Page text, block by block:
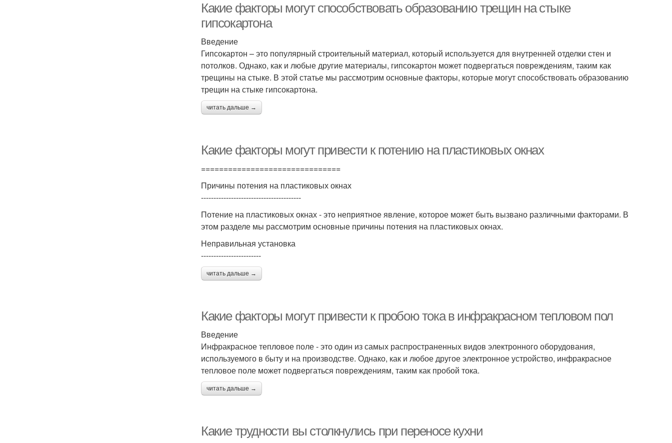
Какие факторы могут способствовать образованию трещин на стыке
гипсокартона
Введение
Гипсокартон – это популярный строительный материал, который используется для внутренней отделки стен и
потолков. Однако, как и любые другие материалы, гипсокартон может подвергаться повреждениям, таким как
трещины на стыке. В этой статье мы рассмотрим основные факторы, которые могут способствовать образованию
трещин на стыке гипсокартона.
читать дальше →
Какие факторы могут привести к потению на пластиковых окнах
===============================
Причины потения на пластиковых окнах
----------------------------------------
Потение на пластиковых окнах - это неприятное явление, которое может быть вызвано различными факторами. В
этом разделе мы рассмотрим основные причины потения на пластиковых окнах.
Неправильная установка
------------------------
читать дальше →
Какие факторы могут привести к пробою тока в инфракрасном тепловом пол
Введение
Инфракрасное тепловое поле - это один из самых распространенных видов электронного оборудования,
используемого в быту и на производстве. Однако, как и любое другое электронное устройство, инфракрасное
тепловое поле может подвергаться повреждениям, таким как пробой тока.
читать дальше →
Какие трудности вы столкнулись при переносе кухни